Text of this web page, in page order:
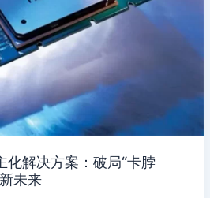
化解决方案：破局“卡脖
未来